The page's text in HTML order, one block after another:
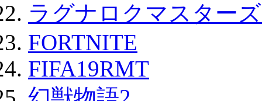
ラグナロクマスター
FORTNITE
FIFA19RMT